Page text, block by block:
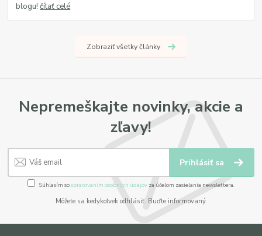
blogu!čítať celé
Zobraziť všetky články
Nepremeškajte novinky, akcie a
zľavy!
Prihlásiť sa
Súhlasím sospracovaním osobných údajov za účelom zasielania newslettera.
Môžete sa kedykoľvek odhlásiť. Buďte informovaný.